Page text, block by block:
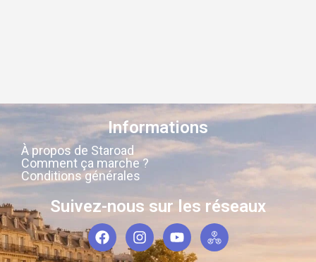
Informations
À propos de Staroad
Comment ça marche ?
Conditions générales
Suivez-nous sur les réseaux